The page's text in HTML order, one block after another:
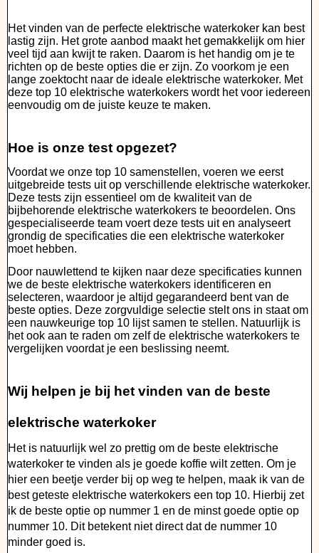
Het vinden van de perfecte elektrische waterkoker kan best
lastig zijn. Het grote aanbod maakt het gemakkelijk om hier
veel tijd aan kwijt te raken. Daarom is het handig om je te
richten op de beste opties die er zijn. Zo voorkom je een
lange zoektocht naar de ideale elektrische waterkoker. Met
deze top 10 elektrische waterkokers wordt het voor iedereen
eenvoudig om de juiste keuze te maken.
Hoe is onze test opgezet?
Voordat we onze top 10 samenstellen, voeren we eerst
uitgebreide tests uit op verschillende elektrische waterkoker.
Deze tests zijn essentieel om de kwaliteit van de
bijbehorende elektrische waterkokers te beoordelen. Ons
gespecialiseerde team voert deze tests uit en analyseert
grondig de specificaties die een elektrische waterkoker
moet hebben.
Door nauwlettend te kijken naar deze specificaties kunnen
we de beste elektrische waterkokers identificeren en
selecteren, waardoor je altijd gegarandeerd bent van de
beste opties. Deze zorgvuldige selectie stelt ons in staat om
een nauwkeurige top 10 lijst samen te stellen. Natuurlijk is
het ook aan te raden om zelf de elektrische waterkokers te
vergelijken voordat je een beslissing neemt.
Wij helpen je bij het vinden van de beste
elektrische waterkoker
Het is natuurlijk wel zo prettig om de beste elektrische
waterkoker te vinden als je goede koffie wilt zetten. Om je
hier een beetje verder bij op weg te helpen, maak ik van de
best geteste elektrische waterkokers een top 10. Hierbij zet
ik de beste optie op nummer 1 en de minst goede optie op
nummer 10. Dit betekent niet direct dat de nummer 10
minder goed is.